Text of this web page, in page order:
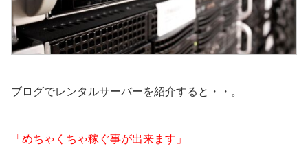
ブログでレンタルサーバーを紹介すると・・。
「めちゃくちゃ稼ぐ事が出来ます」